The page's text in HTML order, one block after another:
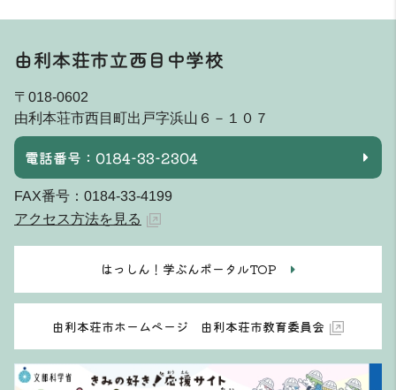
由利本荘市立西目中学校
〒018-0602
由利本荘市西目町出戸字浜山６－１０７
電話番号：0184-33-2304
FAX番号：0184-33-4199
アクセス方法を見る
はっしん！学ぶんポータルTOP
由利本荘市ホームページ 由利本荘市教育委員会